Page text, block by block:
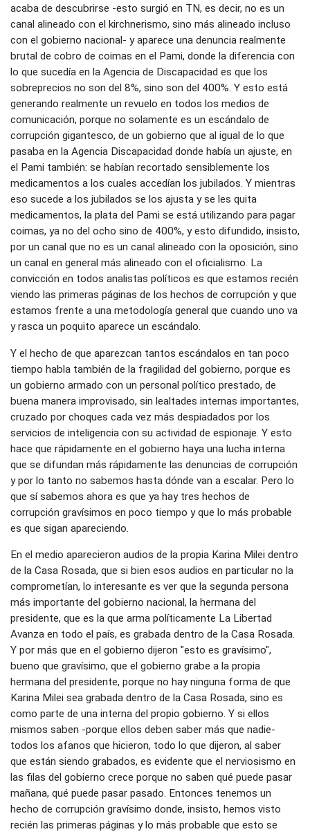
acaba de descubrirse -esto surgió en TN, es decir, no es un
canal alineado con el kirchnerismo, sino más alineado incluso
con el gobierno nacional- y aparece una denuncia realmente
brutal de cobro de coimas en el Pami, donde la diferencia con
lo que sucedía en la Agencia de Discapacidad es que los
sobreprecios no son del 8%, sino son del 400%. Y esto está
generando realmente un revuelo en todos los medios de
comunicación, porque no solamente es un escándalo de
corrupción gigantesco, de un gobierno que al igual de lo que
pasaba en la Agencia Discapacidad donde había un ajuste, en
el Pami también: se habían recortado sensiblemente los
medicamentos a los cuales accedían los jubilados. Y mientras
eso sucede a los jubilados se los ajusta y se les quita
medicamentos, la plata del Pami se está utilizando para pagar
coimas, ya no del ocho sino de 400%, y esto difundido, insisto,
por un canal que no es un canal alineado con la oposición, sino
un canal en general más alineado con el oficialismo. La
convicción en todos analistas políticos es que estamos recién
viendo las primeras páginas de los hechos de corrupción y que
estamos frente a una metodología general que cuando uno va
y rasca un poquito aparece un escándalo.
Y el hecho de que aparezcan tantos escándalos en tan poco
tiempo habla también de la fragilidad del gobierno, porque es
un gobierno armado con un personal político prestado, de
buena manera improvisado, sin lealtades internas importantes,
cruzado por choques cada vez más despiadados por los
servicios de inteligencia con su actividad de espionaje. Y esto
hace que rápidamente en el gobierno haya una lucha interna
que se difundan más rápidamente las denuncias de corrupción
y por lo tanto no sabemos hasta dónde van a escalar. Pero lo
que sí sabemos ahora es que ya hay tres hechos de
corrupción gravísimos en poco tiempo y que lo más probable
es que sigan apareciendo.
En el medio aparecieron audios de la propia Karina Milei dentro
de la Casa Rosada, que si bien esos audios en particular no la
comprometían, lo interesante es ver que la segunda persona
más importante del gobierno nacional, la hermana del
presidente, que es la que arma políticamente La Libertad
Avanza en todo el país, es grabada dentro de la Casa Rosada.
Y por más que en el gobierno dijeron "esto es gravísimo",
bueno que gravísimo, que el gobierno grabe a la propia
hermana del presidente, porque no hay ninguna forma de que
Karina Milei sea grabada dentro de la Casa Rosada, sino es
como parte de una interna del propio gobierno. Y si ellos
mismos saben -porque ellos deben saber más que nadie-
todos los afanos que hicieron, todo lo que dijeron, al saber
que están siendo grabados, es evidente que el nerviosismo en
las filas del gobierno crece porque no saben qué puede pasar
mañana, qué puede pasar pasado. Entonces tenemos un
hecho de corrupción gravísimo donde, insisto, hemos visto
recién las primeras páginas y lo más probable que esto se